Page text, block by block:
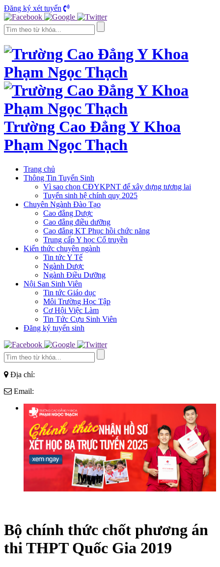
Đăng ký xét tuyển
Trường Cao Đẳng Y Khoa
Phạm Ngọc Thạch
Trang chủ
Thông Tin Tuyển Sinh
Vì sao chọn CĐYKPNT để xây dựng tương lai
Tuyển sinh hệ chính quy 2025
Chuyên Ngành Đào Tạo
Cao đẳng Dược
Cao đẳng điều dưỡng
Cao đẳng KT Phục hồi chức năng
Trung cấp Y học Cổ truyền
Kiến thức chuyên ngành
Tin tức Y Tế
Ngành Dược
Ngành Điều Dưỡng
Nội San Sinh Viên
Tin tức Giáo dục
Môi Trường Học Tập
Cơ Hội Việc Làm
Tin Tức Cựu Sinh Viên
Đăng ký tuyển sinh
Địa chỉ:
Email:
Bộ chính thức chốt phương án
thi THPT Quốc Gia 2019